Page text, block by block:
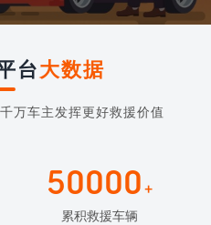
台大数据
万车主发挥更好救援价值
50000 +
累积救援车辆